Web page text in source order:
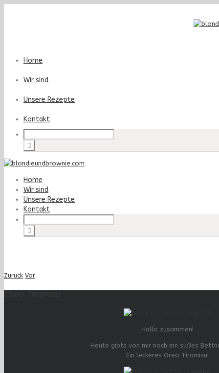
Home
Wir sind
Unsere Rezepte
Kontakt
Home
Wir sind
Unsere Rezepte
Kontakt
Zurück Vor
Hallo zusammen!
Heute gibts von mir noch ein süßes
Ein leckeres Oreo Tiramisu!